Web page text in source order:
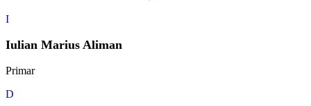
I
Iulian Marius Aliman
Primar
D